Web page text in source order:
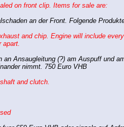
on front clip. Items for sale are:
an der Front. Folgende
and chip. Engine will include
apart.
Ansaugleitung (?) am Auspuff und
nimmt. 750 Euro VHB
and clutch.